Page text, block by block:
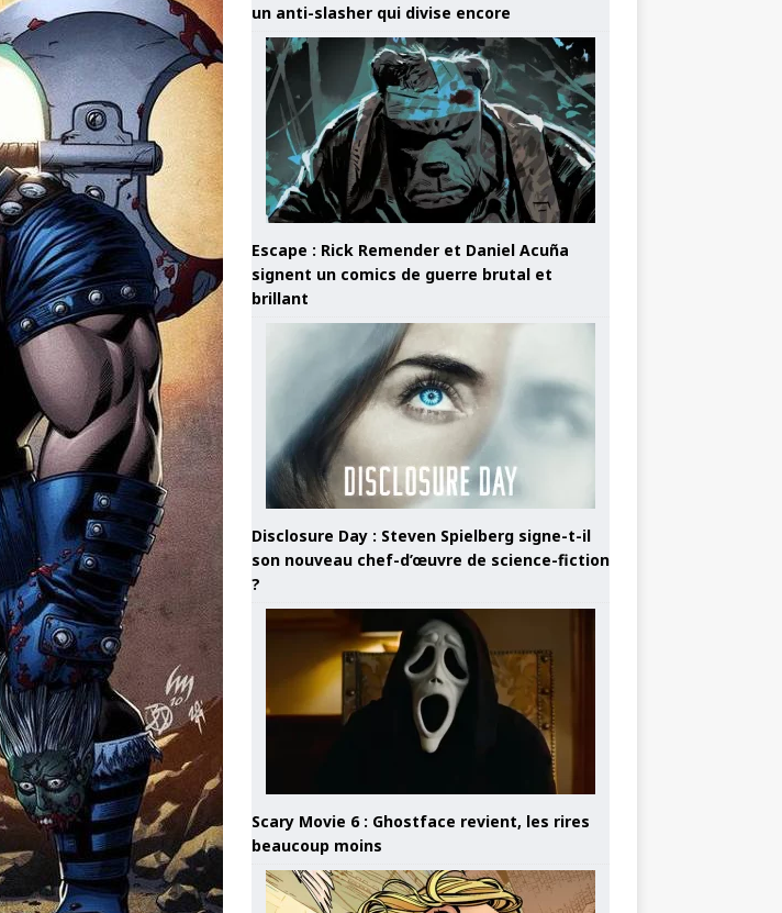
un anti-slasher qui divise encore
Escape : Rick Remender et Daniel Acuña
signent un comics de guerre brutal et
brillant
Disclosure Day : Steven Spielberg signe-t-il
son nouveau chef-d’œuvre de science-fiction
?
Scary Movie 6 : Ghostface revient, les rires
beaucoup moins